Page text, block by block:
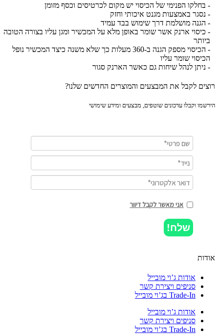
הפנימי של הכיסוי יש מקום לכרטיסים וכסף מזומן
באמצעות מגנט איכותי וחזק
מושלמת דרך שימוש בבד עמיד
ארנק אשר שומר באופן מלא על המכשיר ומגן עליו בצורה הטובה
- הכיסוי מספק הגנה ב-360 מעלות כך שלא משנה כיצד המכשיר נופל
שומר עליו
לנהל שיחות גם כאשר הארנק סגור
לקבל את המבצעים והמוצרים החדשים שלנו?
וקבלו עדכונים שוטפים, מבצעים ומידע שימושי
אני מאשר לקבל דיוור
שלח!
אודות ג’וי מובייל
סניפים ויצירת קשר
Trade-In בג’וי מובייל
אודות ג’וי מובייל
סניפים ויצירת קשר
Trade-In בג’וי מובייל